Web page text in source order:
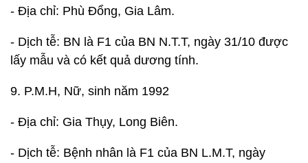
- Địa chỉ: Phù Đổng, Gia Lâm.
- Dịch tễ: BN là F1 của BN N.T.T, ngày 31/10 được
lấy mẫu và có kết quả dương tính.
9. P.M.H, Nữ, sinh năm 1992
- Địa chỉ: Gia Thụy, Long Biên.
- Dịch tễ: Bệnh nhân là F1 của BN L.M.T, ngày